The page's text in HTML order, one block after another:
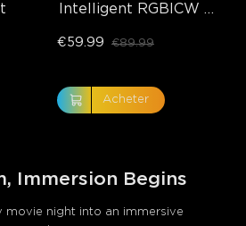
Intelligent RGBICW
€59.99 €89.99
Acheter
Immersion Begins
movie night into an immersive